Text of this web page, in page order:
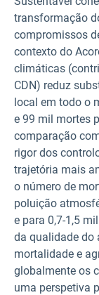
transformação
compromissos
contexto do
climáticas
CDN) reduz
local em todo o
e 99 mil mortes
comparação
rigor dos
trajetória mais
o número de
poluição
e para 0,7-1,5
da qualidade do
mortalidade e
globalmente os
uma perspetiva